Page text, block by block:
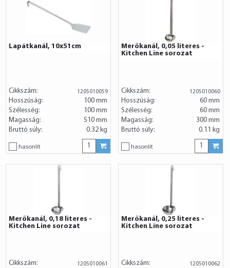
Lapátkanál, 10x51cm
Cikkszám: 1205010059
Hosszúság:
100 mm
Szélesség:
100 mm
Magasság:
510 mm
Bruttó súly:
0.32 kg
hasonlít
Merőkanál, 0,05 literes -
Kitchen Line sorozat
Cikkszám: 1205010060
Hosszúság:
60 mm
Szélesség:
60 mm
Magasság:
300 mm
Bruttó súly:
0.11 kg
hasonlít
Merőkanál, 0,18 literes -
Kitchen Line sorozat
Cikkszám: 1205010061
Merőkanál, 0,25 literes -
Kitchen Line sorozat
Cikkszám: 1205010062